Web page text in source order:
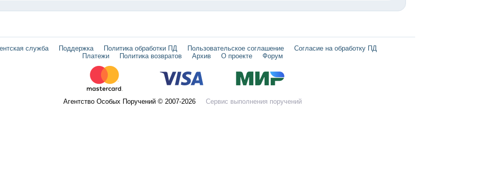
служба Поддержка Политика обработки ПД Пользовательское соглашение
Согласие на обработку ПД
Платежи
Политика возвратов Архив О проекте Форум
Агентство Особых Поручений © 2007-2026 Сервис выполнения поручений